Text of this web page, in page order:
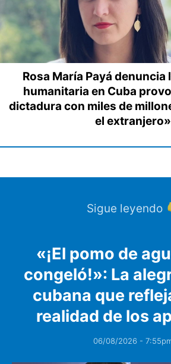
Rosa María Payá
humanitaria en Cuba
dictadura con miles de
el extranjero»
Sigue leyendo